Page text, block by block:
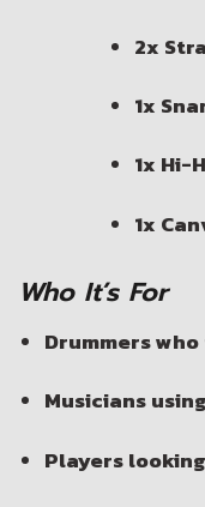
2x
1x
1x Hi-
1x
Who It’s For
Drummers
Musicians
Players